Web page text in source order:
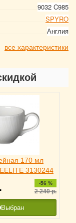
9032 C985
SPYRO
Англия
все характеристики
170 мл
3130244
-56 %
2 240р.
Выбран